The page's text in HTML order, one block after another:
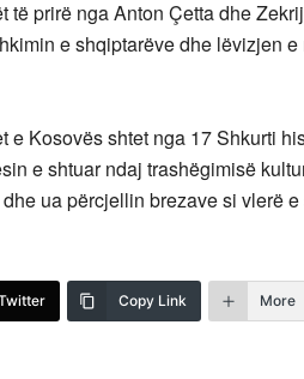
të prirë nga Anton Çetta dhe
e shqiptarëve dhe lëvizjen
e Kosovës shtet nga 17 Shkurti
e shtuar ndaj trashëgimisë
ua përcjellin brezave si vlerë
Copy Link More